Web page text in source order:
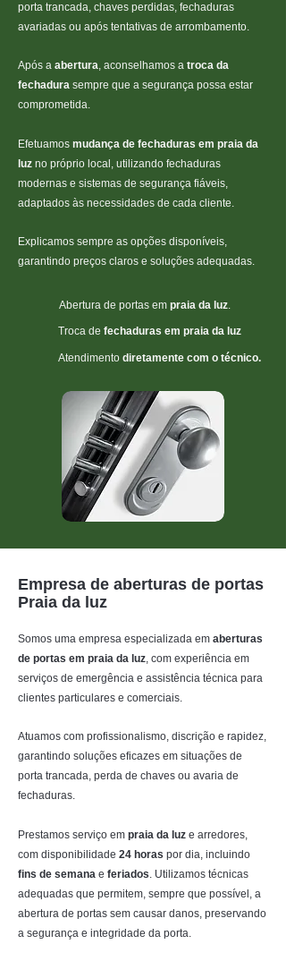
porta trancada, chaves perdidas, fechaduras
avariadas ou após tentativas de arrombamento.
Após a abertura, aconselhamos a troca da
fechadura sempre que a segurança possa estar
comprometida.
Efetuamos mudança de fechaduras em praia da
luz no próprio local, utilizando fechaduras
modernas e sistemas de segurança fiáveis,
adaptados às necessidades de cada cliente.
Explicamos sempre as opções disponíveis,
garantindo preços claros e soluções adequadas.
Abertura de portas em praia da luz.
Troca de fechaduras em praia da luz
Atendimento diretamente com o técnico.
Empresa de aberturas de portas
Praia da luz
Somos uma empresa especializada em aberturas
de portas em praia da luz, com experiência em
serviços de emergência e assistência técnica para
clientes particulares e comerciais.
Atuamos com profissionalismo, discrição e rapidez,
garantindo soluções eficazes em situações de
porta trancada, perda de chaves ou avaria de
fechaduras.
Prestamos serviço em praia da luz e arredores,
com disponibilidade 24 horas por dia, incluindo
fins de semana e feriados. Utilizamos técnicas
adequadas que permitem, sempre que possível, a
abertura de portas sem causar danos, preservando
a segurança e integridade da porta.